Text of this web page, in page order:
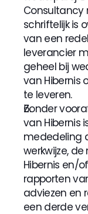
Consultancy
schriftelijk is
van een
leverancier
geheel bij
van Hibernis
te leveren.
Zonder
van Hibernis
mededeling
werkwijze,
Hibernis en/
rapporten
adviezen en
een derde